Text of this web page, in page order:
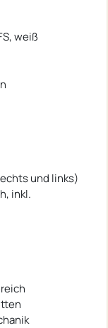
weiß
und links)
inkl.